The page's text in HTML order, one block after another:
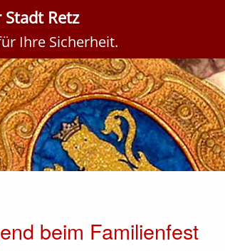
Retz
Ihre Sicherheit.
beim Familienfest